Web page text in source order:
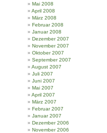
Mai 2008
April 2008
März 2008
Februar 2008
Januar 2008
Dezember 2007
November 2007
Oktober 2007
September 2007
August 2007
Juli 2007
Juni 2007
Mai 2007
April 2007
März 2007
Februar 2007
Januar 2007
Dezember 2006
November 2006